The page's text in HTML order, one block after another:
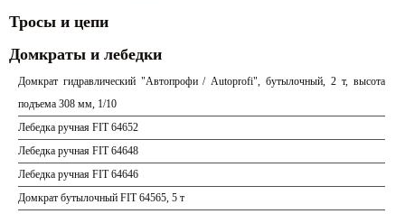
Тросы и цепи
Домкраты и лебедки
Домкрат гидравлический "Автопрофи / Autoprofi", бутылочный, 2 т, высота
подъема 308 мм, 1/10
Лебедка ручная FIT 64652
Лебедка ручная FIT 64648
Лебедка ручная FIT 64646
Домкрат бутылочный FIT 64565, 5 т